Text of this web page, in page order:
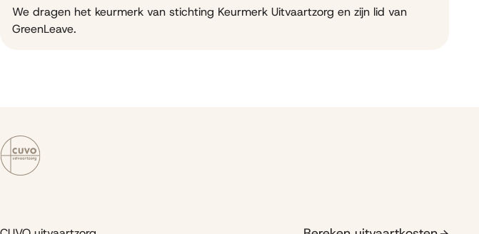
We dragen het keurmerk van stichting Keurmerk Uitvaartzorg en zijn lid van
GreenLeave.